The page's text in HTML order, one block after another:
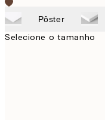
Pôster
Selecione o tamanho